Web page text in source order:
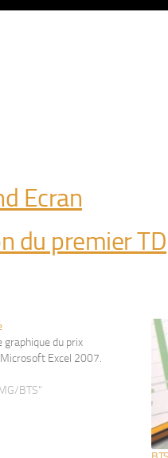
Ecran
du premier TD
du prix
Excel 2007.
BTS"